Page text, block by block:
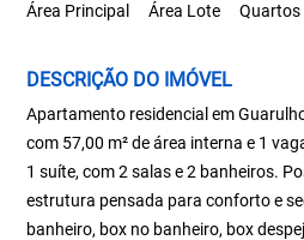
Área Principal
Área Lote
Quartos
DESCRIÇÃO DO IMÓVEL
Apartamento residencial em
com 57,00 m² de área interna e 1
1 suíte, com 2 salas e 2 banheiros.
estrutura pensada para conforto e
banheiro, box no banheiro, box